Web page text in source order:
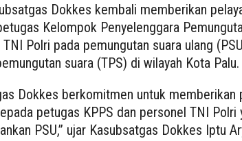
Dokkes kembali memberikan
Kelompok Penyelenggara
Polri pada pemungutan suara ulang
suara (TPS) di wilayah Kota Palu.
Dokkes berkomitmen untuk memberikan
petugas KPPS dan personel TNI Polri
PSU,” ujar Kasubsatgas Dokkes Iptu